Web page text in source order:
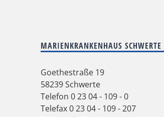
MARIENKRANKENHAUS SCHWERTE
Goethestraße 19
58239 Schwerte
Telefon0 23 04 - 109 - 0
Telefax 0 23 04 - 109 - 207